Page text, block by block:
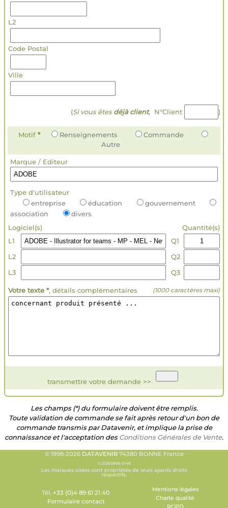
L2
Code Postal
Ville
(Si vous êtesdéjà client, N°Client )
Motif * Renseignements
Commande
Autre
Marque / Editeur
Type d'utilisateur
entreprise
éducation
gouvernement
association
divers
Logiciel(s)
Quantité(s)
L1
Q1
L2
Q2
L3
Q3
Votre texte *, détails complémentaires (1000 caractères maxi)
transmettre votre demande >>
Les champs (*) du formulaire doivent être remplis.
Toute validation de commande se fait après retour d'un bon de
commande transmis par Datavenir, et implique la prise de
connaissance et l'acceptation desConditions Générales de Vente.
© 1998-2026 DATAVENIR74380 BONNE France
V.20260806.0148
Les marques citées sont propriétés de leurs ayants droits
respectifs.
Tél. +33 (0)4 89 61 21 40
Formulaire contact
Mentions légales
Charte qualité